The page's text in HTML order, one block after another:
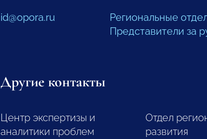
id@opora.ru
Региональные
Представители за
Другие контакты
Центр экспертизы и
аналитики проблем
Отдел
развития